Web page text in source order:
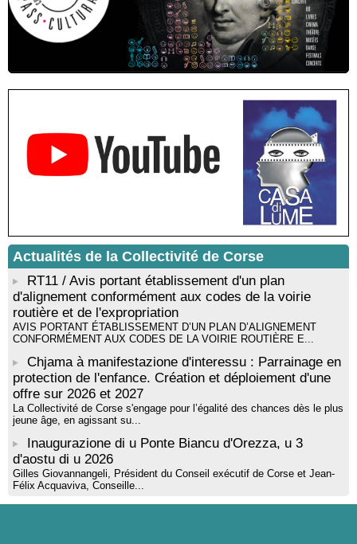
Residenza di scrittura di Angela Nicolai, Trà Corsica è
Sardegna - Mediateca di castagniccia Mare è monti - I Fulelli
Résidence d’écriture et de recherche de l’écrivaine Cécilia
Castelli - Institut Mémoires de l'Edition Contemporaine - Caen /
Médiathèque de Castagniccia Mare et Monti - I Fulelli
livre « La ballade du pendu du Niolu» - Mediateca territuriale di
Mise en musique d’un livre jeunesse par Annik Meschinet,
musicienne pédagogue : Ateliers d’expression sonore, vocale,
rythmique et corporelle - Mediateca territuriale di Santa Lucia di
Tallà
! Événement reporté ! Cycle de conférences peinture animé
par Alexandre Dominati - Mediateca territuriale di Santa Lucia di
Actualités de la Collectivité de Corse
RT11 / Avis portant établissement d'un plan
d'alignement conformément aux codes de la voirie
routière et de l'expropriation
AVIS PORTANT ÉTABLISSEMENT D’UN PLAN D’ALIGNEMENT
CONFORMÉMENT AUX CODES DE LA VOIRIE ROUTIÈRE E...
Chjama à manifestazione d'interessu : Parrainage en
protection de l'enfance. Création et déploiement d'une
offre sur 2026 et 2027
La Collectivité de Corse s'engage pour l’égalité des chances dès le plus
jeune âge, en agissant su...
Inaugurazione di u Ponte Biancu d'Orezza, u 3
d'aostu di u 2026
Gilles Giovannangeli, Président du Conseil exécutif de Corse et Jean-
Félix Acquaviva, Conseille...